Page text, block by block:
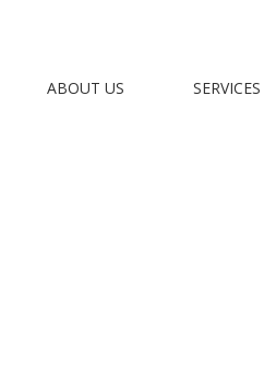
ABOUT US SERVICES